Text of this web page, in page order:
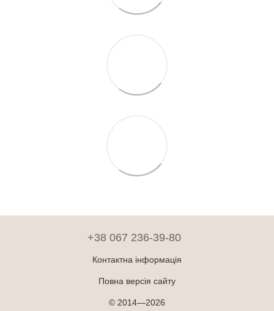
+38 067 236-39-80
Контактна інформація
Повна версія сайту
© 2014—2026